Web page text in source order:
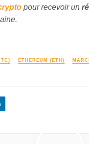
pour recevoir un
ETHEREUM (ETH)